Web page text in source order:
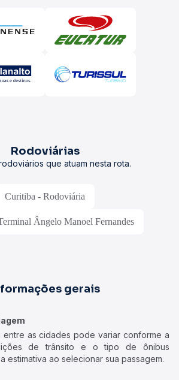
Rodoviárias
que atuam nesta rota.
Curitiba - Rodoviária
Ângelo Manoel Fernandes
gerais
entre as cidades pode variar conforme a
de trânsito e o tipo de ônibus
estimativa ao selecionar sua passagem.